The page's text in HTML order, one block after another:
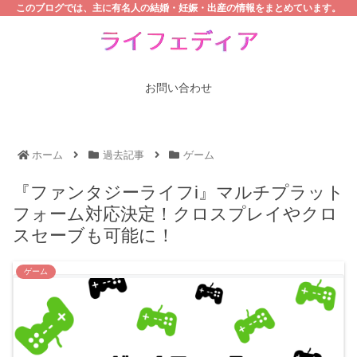
このブログでは、主に有名人の結婚・妊娠・出産の情報をまとめています。
お問い合わせ
ホーム 過去記事 ゲーム
『ファンタジーライフi』マルチプラット
フォーム対応決定！クロスプレイやクロ
スセーブも可能に！
ゲーム